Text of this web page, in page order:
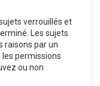
verrouillés et
Les sujets
raisons par un
permissions
ou non